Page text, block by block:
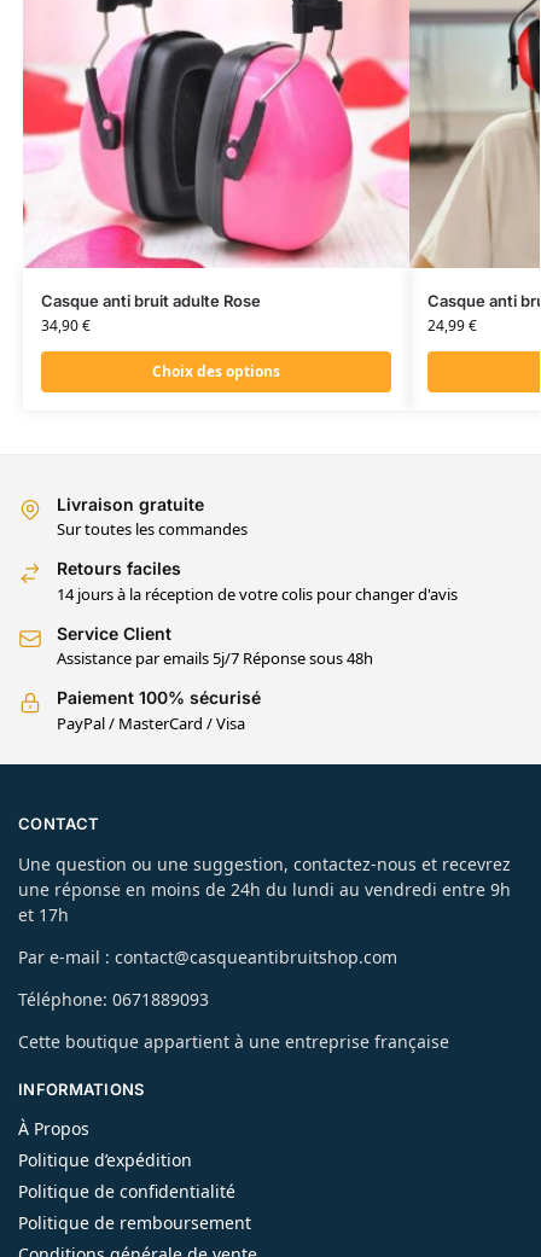
Casque anti bruit adulte Rose
34,90€
Choix des options
Casque anti
24,99€
Livraison gratuite
Sur toutes les commandes
Retours faciles
14 jours à la réception de votre colis pour changer d'avis
Service Client
Assistance par emails 5j/7 Réponse sous 48h
Paiement 100% sécurisé
PayPal / MasterCard / Visa
CONTACT
Une question ou une suggestion, contactez-nous et recevrez
une réponse en moins de 24h du lundi au vendredi entre 9h
et 17h
Par e-mail : contact@casqueantibruitshop.com
Téléphone: 0671889093
Cette boutique appartient à une entreprise française
INFORMATIONS
À Propos
Politique d’expédition
Politique de confidentialité
Politique de remboursement